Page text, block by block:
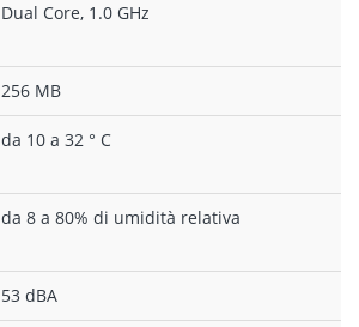
Dual Core, 1.0 GHz
256 MB
da 10 a 32 ° C
da 8 a 80% di umidità relativa
53 dBA